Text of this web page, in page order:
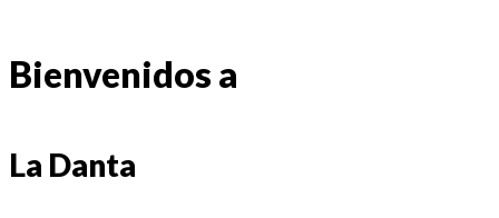
Bienvenidos a
La Danta